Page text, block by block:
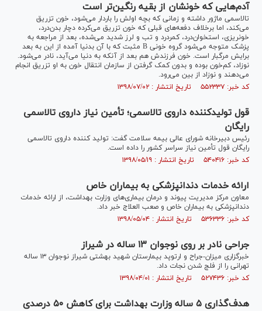
آدم‌هایی که خونشان از بقیه رنگین‌تر است
تالاسمی ماژور داشته و زمانی که بچه اولش را باردار می‌شود، خون تزریق
می‌کند، اما برخلاف دفعه‌های قبلی که خون تزریق می‌کرده دچار بدن‌درد،
خونریزی، استخوان‌درد، کمردرد و تب و لرز شدید می‌شده، بعد از مراجعه به
پزشک متوجه می‌شود گروه خونی B مثبت که با آن بدنیا آمده از این به بعد
برایش مرگبار است. خون فرزندش هم بعد از آنکه به دنیا می‌آید، نادر می‌شود.
نوزاد، کم‌خون بوده و بدون کمک گرفتن از سازمان انتقال خون به او تزریق انجام
می‌دهند و نوزاد از بین می‌رود.
کد خبر: ۵۵۲۳۳۷ تاریخ انتشار : ۱۳۹۸/۰۷/۰۲
قول تولیدکننده داروی تالاسمی؛ تأمین نیاز داروی تالاسمی
رایگان
رئیس دبیرخانه شورای عالی بیمه سلامت گفت: تولید کننده داروی تالاسمی
رایگان قول تأمین نیاز سراسر کشور را داده است.
کد خبر: ۵۴۰۴۱۶ تاریخ انتشار : ۱۳۹۸/۰۵/۱۹
ارائه خدمات دندانپزشکی به بیماران خاص
معاون مرکز مدیریت پیوند و درمان بیماری‌های وزارت بهداشت، از ارائه خدمات
دندانپزشکی به بیماران خاص و صعب العلاج خبر داد.
کد خبر: ۵۳۶۳۳۶ تاریخ انتشار : ۱۳۹۸/۰۵/۰۴
جراحی نادر بر روی نوجوان ۱۳ ساله در شیراز
خبرگزاری میزان-جراح و ارتوپد بیمارستان شهید بهشتی شیراز نوجوان ۱۳ ساله
تهرانی را از فلج شدن نجات داد.
کد خبر: ۵۲۷۴۳۶ تاریخ انتشار : ۱۳۹۸/۰۴/۰۱
هدف‌گذاری ۵ ساله وزارت بهداشت برای کاهش ۵۰ درصدی